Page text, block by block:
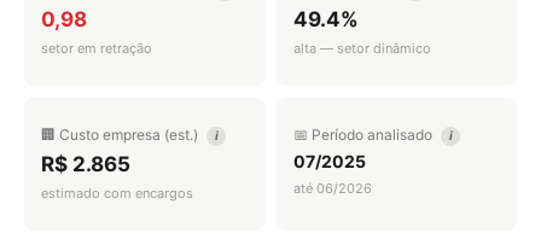
0,98
setor em retração
49.4%
alta — setor dinâmico
🏢 Custo empresa (est.) i
R$ 2.865
estimado com encargos
📅 Período analisado i
07/2025
até 06/2026